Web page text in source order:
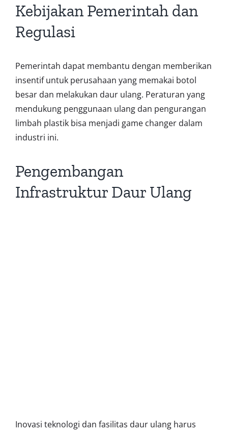
Kebijakan Pemerintah dan
Regulasi
Pemerintah dapat membantu dengan memberikan
insentif untuk perusahaan yang memakai botol
besar dan melakukan daur ulang. Peraturan yang
mendukung penggunaan ulang dan pengurangan
limbah plastik bisa menjadi game changer dalam
industri ini.
Pengembangan
Infrastruktur Daur Ulang
Inovasi teknologi dan fasilitas daur ulang harus